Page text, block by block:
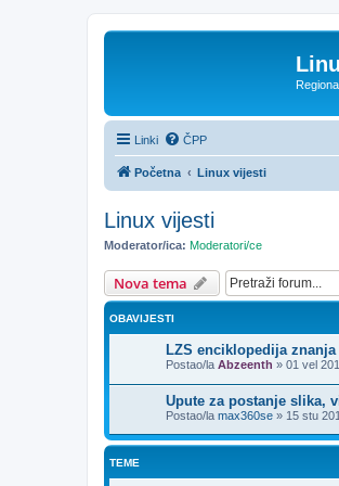
Linki ČPP
Početna Linux vijesti
Linux vijesti
Moderator/ica: Moderatori/ce
Nova tema
OBAVIJESTI
LZS enciklopedija znanja
Postao/la Abzeenth » 01 vel
Upute za postanje slika,
Postao/la max360se » 15 stu
TEME